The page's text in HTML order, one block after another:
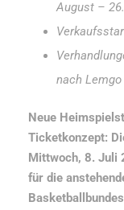
August –
nach
Neue
Ticketkonzept:
Mittwoch, 8. Juli
für die